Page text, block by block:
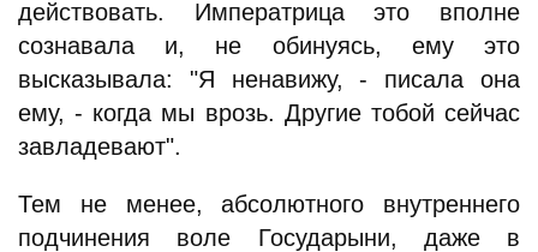
действовать. Императрица это вполне
сознавала и, не обинуясь, ему это
высказывала: "Я ненавижу, - писала она
ему, - когда мы врозь. Другие тобой сейчас
завладевают".
Тем не менее, абсолютного внутреннего
подчинения воле Государыни, даже в